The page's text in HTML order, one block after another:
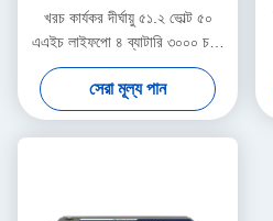
খরচ কার্যকর দীর্ঘায়ু ৫১.২ ভোল্ট ৫০
এএইচ লাইফপো ৪ ব্যাটারি ৩০০০ চক্র
স্টোরেজ সিস্টেমের জন্য
সেরা মূল্য পান